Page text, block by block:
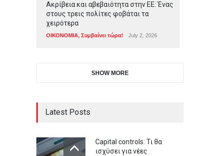
Ακρίβεια και αβεβαιότητα στην ΕΕ: Ένας
στους τρεις πολίτες φοβάται τα
χειρότερα
ΟΙΚΟΝΟΜΙΑ, Συμβαίνει τώρα! July 2, 2026
SHOW MORE
Latest Posts
Capital controls: Τι θα
ισχύσει για νέες